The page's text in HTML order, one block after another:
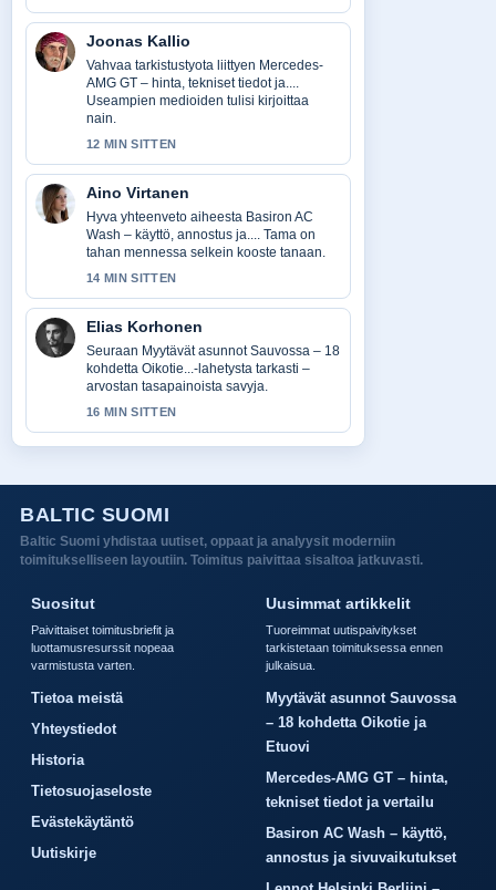
Joonas Kallio
Vahvaa tarkistustyota liittyen Mercedes-
AMG GT – hinta, tekniset tiedot ja....
Useampien medioiden tulisi kirjoittaa
nain.
12 MIN SITTEN
Aino Virtanen
Hyva yhteenveto aiheesta Basiron AC
Wash – käyttö, annostus ja.... Tama on
tahan mennessa selkein kooste tanaan.
14 MIN SITTEN
Elias Korhonen
Seuraan Myytävät asunnot Sauvossa – 18
kohdetta Oikotie...-lahetysta tarkasti –
arvostan tasapainoista savyja.
16 MIN SITTEN
BALTIC SUOMI
Baltic Suomi yhdistaa uutiset, oppaat ja analyysit moderniin
toimitukselliseen layoutiin. Toimitus paivittaa sisaltoa jatkuvasti.
Suositut
Paivittaiset toimitusbriefit ja
luottamusresurssit nopeaa
varmistusta varten.
Tietoa meistä
Yhteystiedot
Historia
Tietosuojaseloste
Evästekäytäntö
Uutiskirje
Uusimmat artikkelit
Tuoreimmat uutispaivitykset
tarkistetaan toimituksessa ennen
julkaisua.
Myytävät asunnot Sauvossa
– 18 kohdetta Oikotie ja
Etuovi
Mercedes-AMG GT – hinta,
tekniset tiedot ja vertailu
Basiron AC Wash – käyttö,
annostus ja sivuvaikutukset